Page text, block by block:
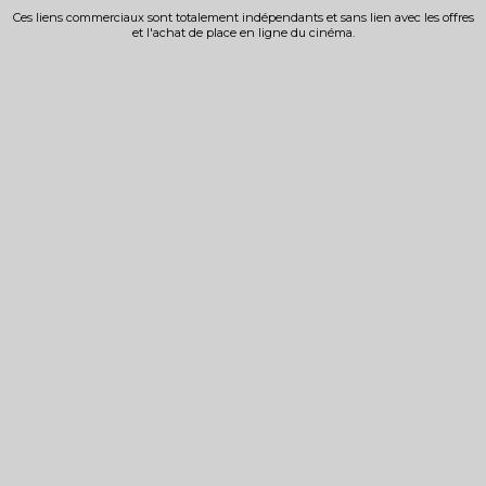
Ces liens commerciaux sont totalement indépendants et sans lien avec les offres
et l'achat de place en ligne du cinéma.